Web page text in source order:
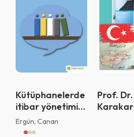
Kütüphanelerde
itibar yönetimi :
Paydaş temelli
bir model önerisi
Ergün, Canan
Prof.
Giriş
Vazgeç
QR Code taraması
Sistemi kurumu ile
Tamam
Vazgeç